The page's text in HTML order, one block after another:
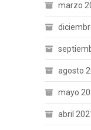
marzo
agosto
mayo
abril